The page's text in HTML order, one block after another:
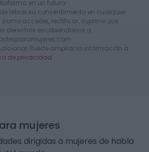
en un futuro.
retirar su consentimiento en cualquier
acceder, rectificar, suprimir sus
derechos escribiéndonos a
Puede ampliar la información a
de privacidad.
mujeres
dirigidas a mujeres de habla